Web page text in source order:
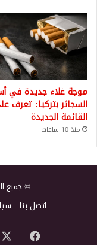
موجة غلاء جديدة في
السجائر بتركيا: تعرف
القائمة الجديدة
منذ 10 ساعات
© جميع
اتصل بنا
فيسبوك